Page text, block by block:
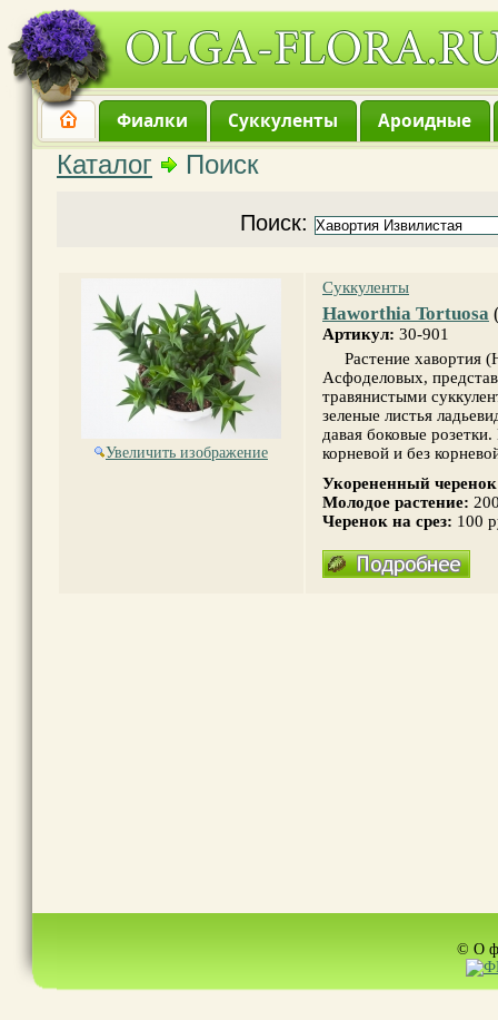
Фиалки Суккуленты Ароидные
Каталог Поиск
Поиск:
Увеличить изображение
Суккуленты
Haworthia Tortuosa
Артикул: 30-901
Растение хавортия
Асфоделовых,
травянистыми
зеленые листья
давая боковые
корневой и без
Укорененный
Молодое растение:
Черенок на срез: 100
© О